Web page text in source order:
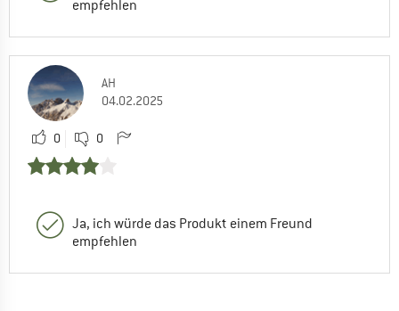
empfehlen
AH
04.02.2025
0 0
Ja, ich würde das Produkt einem Freund
empfehlen